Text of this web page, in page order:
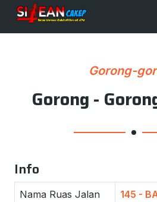
Gorong-
Gorong -
Info
Nama Ruas Jalan
145 -